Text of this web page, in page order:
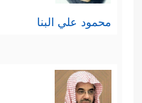
محمود علي البنا